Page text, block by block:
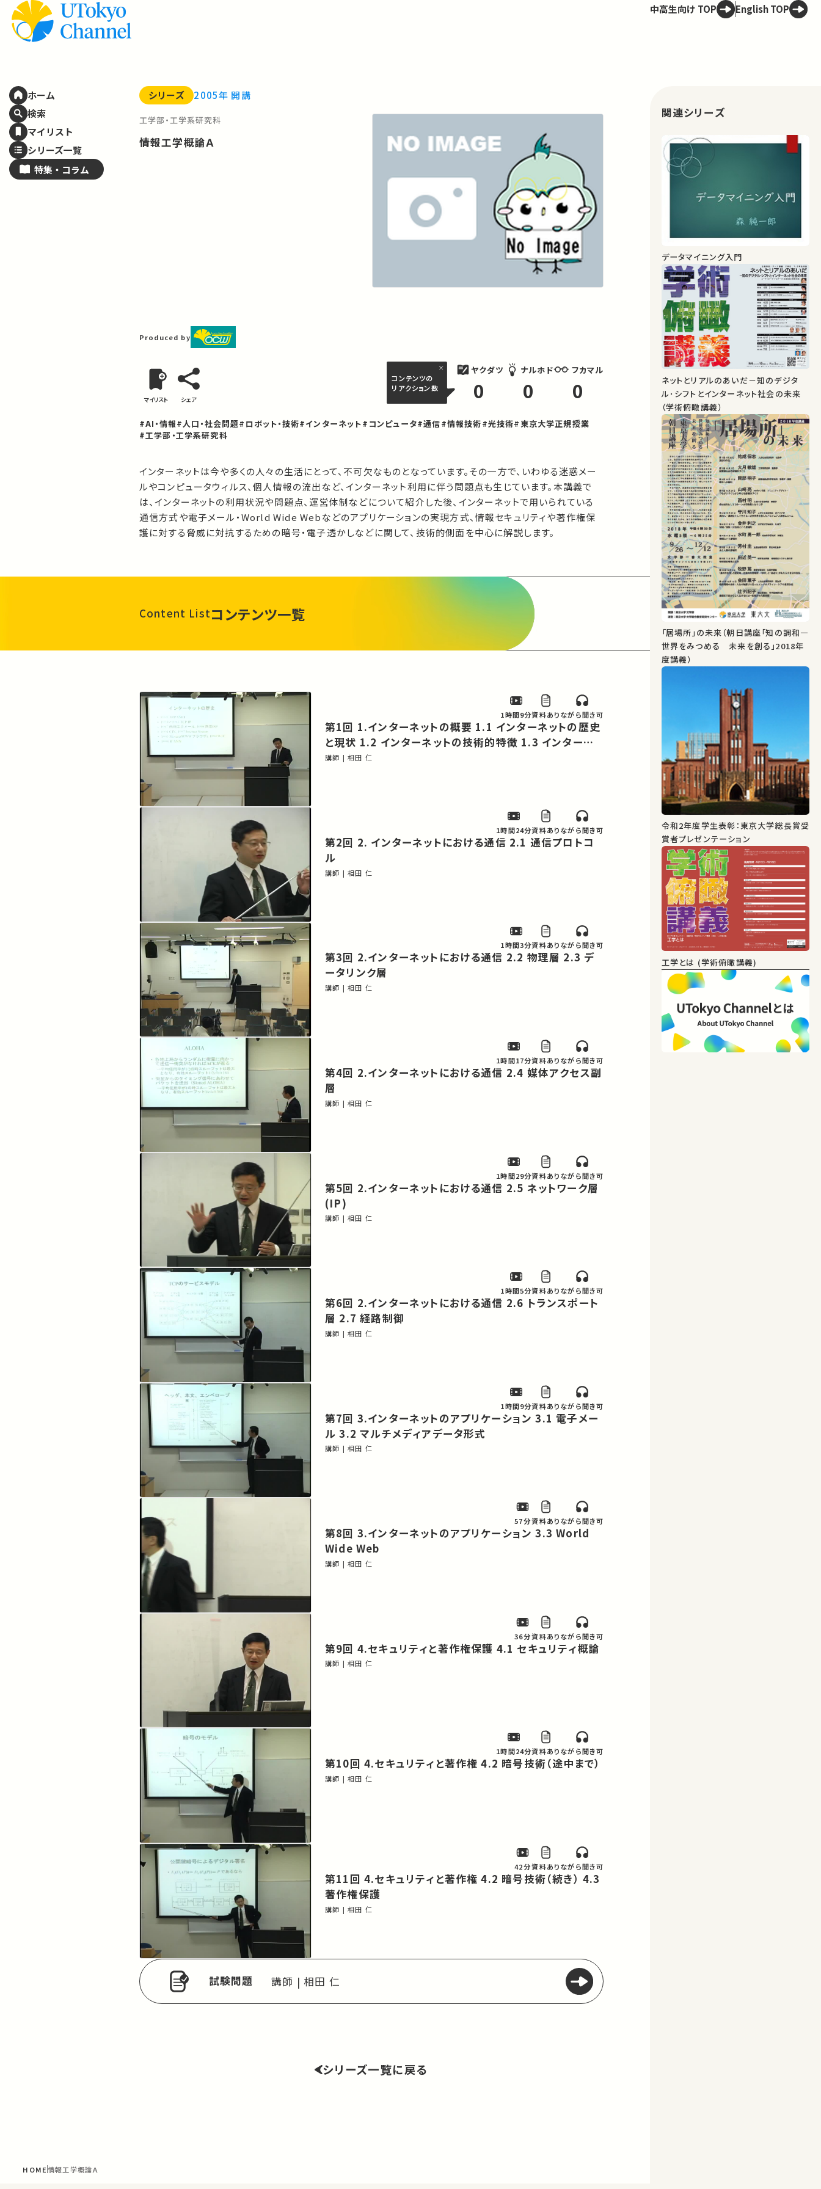
ホーム
検索
マイリスト
シリーズ一覧
特集・ コラム
中高生向け TOP English TOP
シリーズ 2005年 開講
工学部・工学系研究科
情報工学概論Ａ
Produced by
マイリスト シェア
コンテンツの
リアクション数
ヤクダツ
0
ナルホド
0
フカマル
0
#AI・情報#人口・社会問題#ロボット・技術#インターネット#コンピュータ#通信#情報技術#光技術#東京大学正規授業
#工学部・工学系研究科
インターネットは今や多くの人々の生活にとって、不可欠なものとなっています。その一方で、いわゆる迷惑メー
ルやコンピュータウィルス、個人情報の流出など、インターネット利用に伴う問題点も生じています。本講義で
は、インターネットの利用状況や問題点、運営体制などについて紹介した後、インターネットで用いられている
通信方式や電子メール・World Wide Webなどのアプリケーションの実現方式、情報セキュリティや著作権保
護に対する脅威に対抗するための暗号・電子透かしなどに関して、技術的側面を中心に解説します。
Content Listコンテンツ一覧
1時間9分資料ありながら聞き可
第1回 1.インターネットの概要 1.1 インターネットの歴史
と現状 1.2 インターネットの技術的特徴 1.3 インターネッ
講師 | 相田 仁
1時間24分資料ありながら聞き可
第2回 2. インターネットにおける通信 2.1 通信プロトコ
ル
講師 | 相田 仁
1時間3分資料ありながら聞き可
第3回 2.インターネットにおける通信 2.2 物理層 2.3 デ
ータリンク層
講師 | 相田 仁
1時間17分資料ありながら聞き可
第4回 2.インターネットにおける通信 2.4 媒体アクセス副
層
講師 | 相田 仁
1時間29分資料ありながら聞き可
第5回 2.インターネットにおける通信 2.5 ネットワーク層
(IP)
講師 | 相田 仁
1時間5分資料ありながら聞き可
第6回 2.インターネットにおける通信 2.6 トランスポート
層 2.7 経路制御
講師 | 相田 仁
1時間9分資料ありながら聞き可
第7回 3.インターネットのアプリケーション 3.1 電子メー
ル 3.2 マルチメディアデータ形式
講師 | 相田 仁
57分資料ありながら聞き可
第8回 3.インターネットのアプリケーション 3.3 World
Wide Web
講師 | 相田 仁
36分資料ありながら聞き可
第9回 4.セキュリティと著作権保護 4.1 セキュリティ概論
講師 | 相田 仁
1時間24分資料ありながら聞き可
第10回 4.セキュリティと著作権 4.2 暗号技術（途中まで）
講師 | 相田 仁
42分資料ありながら聞き可
第11回 4.セキュリティと著作権 4.2 暗号技術（続き） 4.3
著作権保護
講師 | 相田 仁
試験問題 講師 | 相田 仁
シリーズ一覧に戻る
HOME情報工学概論Ａ
関連シリーズ
データマイニング入門
ネットとリアルのあいだ－知のデジタ
ル･シフトとインターネット社会の未来
（学術俯瞰講義）
「居場所」の未来（朝日講座「知の調和―
世界をみつめる 未来を創る」2018年
度講義）
令和2年度学生表彰：東京大学総長賞受
賞者プレゼンテーション
工学とは (学術俯瞰講義)